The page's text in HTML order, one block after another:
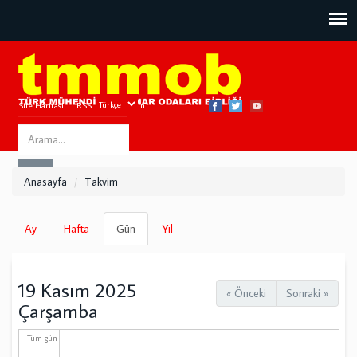
Site Haritası RSS Bize Ulaşın
Search
this
Anasayfa Takvim
Birincil
sekmeler
Ay Hafta Gün
sekme)
Yıl
« Önceki Sonraki »
19 Kasım 2025
Çarşamba
Tüm gün